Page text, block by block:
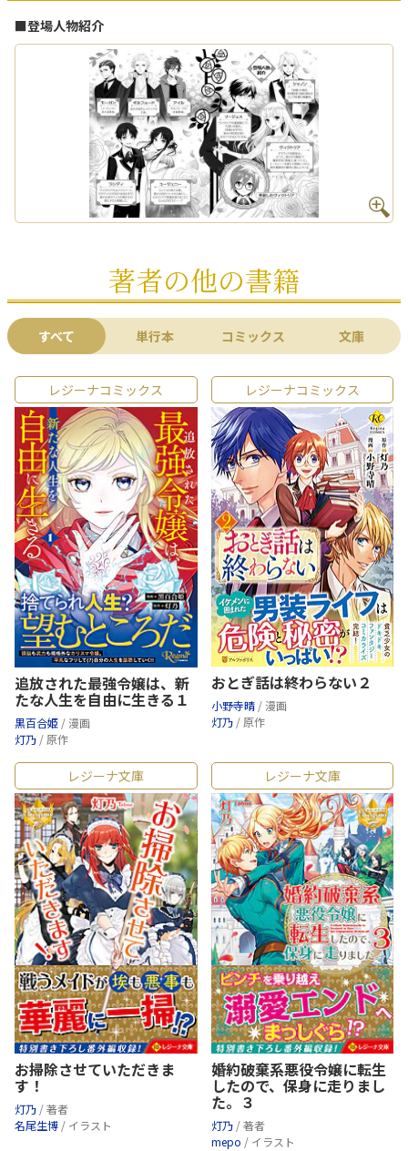
■登場人物紹介
著者の他の書籍
すべて 単行本 コミックス 文庫
レジーナコミックス
追放された最強令嬢は、新
たな人生を自由に生きる１
黒百合姫 / 漫画
灯乃 / 原作
レジーナコミックス
おとぎ話は終わらない２
小野寺晴 / 漫画
灯乃 / 原作
レジーナ文庫
お掃除させていただきま
す！
灯乃 / 著者
名尾生博 / イラスト
レジーナ文庫
婚約破棄系悪役令嬢に転生
したので、保身に走りまし
た。３
灯乃 / 著者
mepo / イラスト